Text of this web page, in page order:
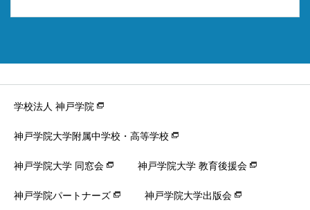
学校法人 神戸学院
神戸学院大学附属中学校・高等学校
神戸学院大学 同窓会 神戸学院大学 教育後援会
神戸学院パートナーズ 神戸学院大学出版会